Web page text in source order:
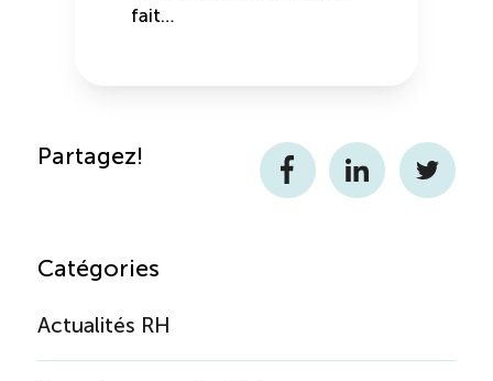
fait…
Partagez!
FacebookLinkedInTwitter
Catégories
Actualités RH